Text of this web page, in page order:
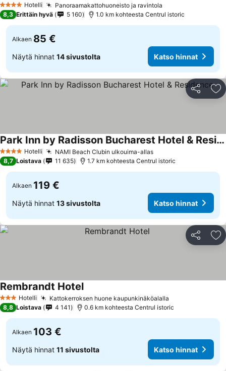
4 Tähtiluokitus
Hotelli Panoraamakattohuoneisto ja ravintola
8,3 Erittäin hyvä 5 160 1.0 km kohteesta Centrul istoric
Alkaen 85 €
Näytä hinnat 14 sivustolta Katso hinnat
Jaa
4 Tähtiluokitus
Hotelli NAMI Beach Clubin ulkouima-allas
Park Inn by Radisson Bucharest Hotel & Residence
8,7 Loistava 11 635 1.7 km kohteesta Centrul istoric
Alkaen 119 €
Näytä hinnat 13 sivustolta Katso hinnat
Jaa
3 Tähtiluokitus
Hotelli Kattokerroksen huone kaupunkinäköalalla
Rembrandt Hotel
8,8 Loistava 4 141 0.6 km kohteesta Centrul istoric
Alkaen 103 €
Näytä hinnat 11 sivustolta Katso hinnat